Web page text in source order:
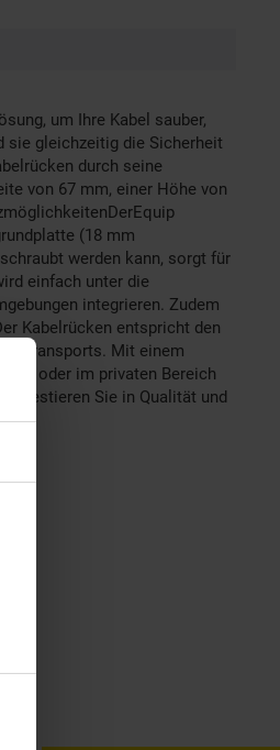
um Ihre Kabel sauber,
sie gleichzeitig die Sicherheit
durch seine
von 67 mm, einer Höhe von
(18 mm
werden kann, sorgt für
einfach unter die
integrieren. Zudem
Kabelrücken entspricht den
Transports. Mit einem
oder im privaten Bereich
Sie in Qualität und